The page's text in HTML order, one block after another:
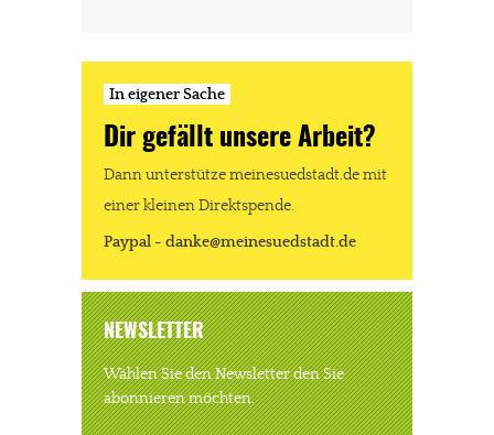
JETZT SPENDEN Schon erledigt!
In eigener Sache
Dir gefällt unsere Arbeit?
Dann unterstütze meinesuedstadt.de mit
einer kleinen Direktspende.
Paypal - danke@meinesuedstadt.de
NEWSLETTER
Wählen Sie den Newsletter den Sie
abonnieren möchten.